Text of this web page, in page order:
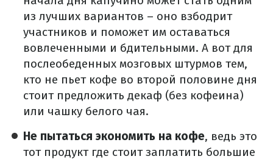
из лучших вариантов – оно взбодрит
участников и поможет им оставаться
вовлеченными и бдительными. А вот для
послеобеденных мозговых штурмов тем,
кто не пьет кофе во второй половине дня
стоит предложить декаф (без кофеина)
или чашку белого чая.
Не пытаться экономить на кофе, ведь это
тот продукт где стоит заплатить большие